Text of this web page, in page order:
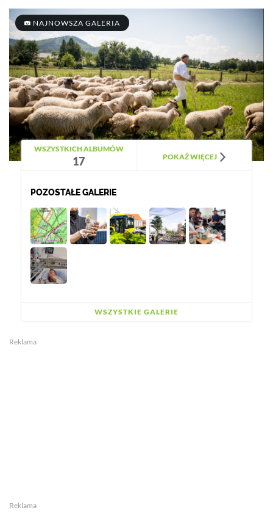
NAJNOWSZA GALERIA
WSZYSTKICH ALBUMÓW
17 POKAŻ WIĘCEJ
POZOSTAŁE GALERIE
WSZYSTKIE GALERIE
Reklama
Reklama